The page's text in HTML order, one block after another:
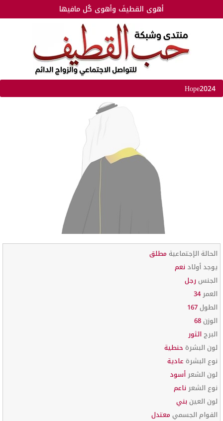
أهوى القطيفَ وأهوى كُل مافيها
Hope2024
الحالة الإجتماعية مطلق
يوجد أولاد نعم
الجنسرجل
العمر34
الطول167
الوزن68
البرجالثور
لون البشرة حنطية
نوع البشرة عادية
لون الشعرأسود
نوع الشعرناعم
لون العينبني
القوام الجسمي معتدل